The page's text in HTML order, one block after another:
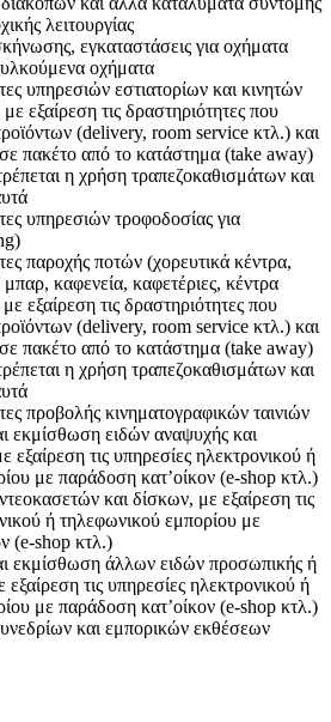
λειτουργίας
εγκαταστάσεις για οχήματα
οχήματα
υπηρεσιών εστιατορίων και κινητών
εξαίρεση τις δραστηριότητες που
(delivery, room service κτλ.) και
πακέτο από το κατάστημα (take away)
η χρήση τραπεζοκαθισμάτων και
υπηρεσιών τροφοδοσίας για
παροχής ποτών (χορευτικά κέντρα,
καφενεία, καφετέριες, κέντρα
εξαίρεση τις δραστηριότητες που
(delivery, room service κτλ.) και
πακέτο από το κατάστημα (take away)
η χρήση τραπεζοκαθισμάτων και
προβολής κινηματογραφικών ταινιών
εκμίσθωση ειδών αναψυχής και
εξαίρεση τις υπηρεσίες ηλεκτρονικού ή
με παράδοση κατ’οίκον (e-shop κτλ.)
και δίσκων, με εξαίρεση τις
ή τηλεφωνικού εμπορίου με
(e-shop κτλ.)
εκμίσθωση άλλων ειδών προσωπικής ή
εξαίρεση τις υπηρεσίες ηλεκτρονικού ή
με παράδοση κατ’οίκον (e-shop κτλ.)
και εμπορικών εκθέσεων